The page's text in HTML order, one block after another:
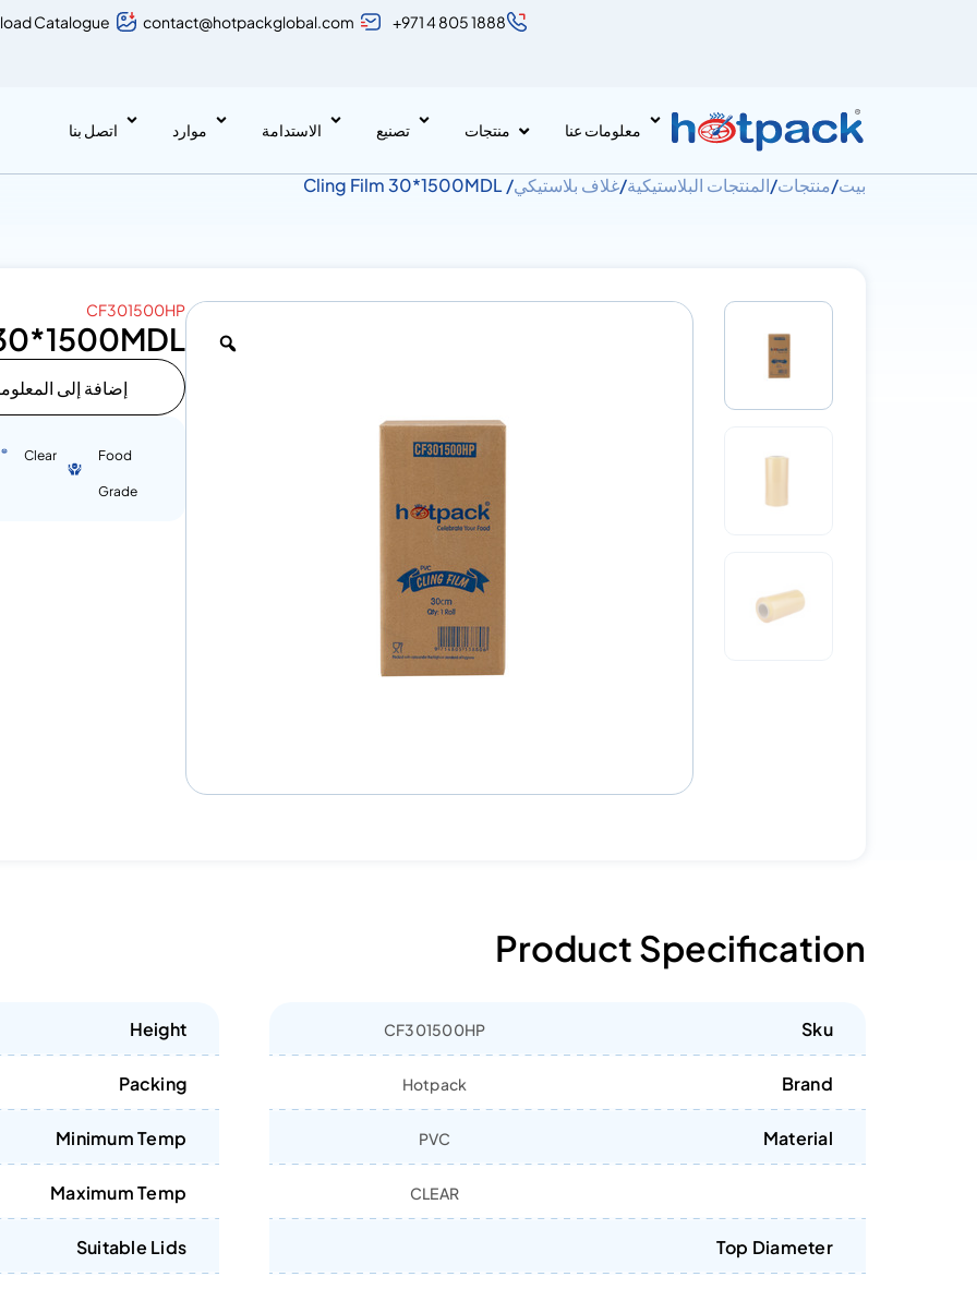
+971 4 805 1888
contact@hotpackglobal.com
Catalogue
معلومات عنا منتجات تصنيع الاستدامة موارد اتصل بنا
بيت/منتجات/المنتجات البلاستيكية/غلاف بلاستيكي/ Cling Film 30*1500MDL
CF301500HP
إضافة إلى
Food
Grade
Clear
Product Specification
Sku
CF301500HP
Brand
Hotpack
Material
PVC
CLEAR
Top Diameter
Height
Packing
Minimum Temp
Maximum Temp
Suitable Lids